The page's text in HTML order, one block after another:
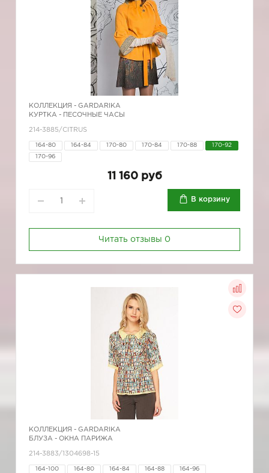
КОЛЛЕКЦИЯ - GARDARIKA
КУРТКА - ПЕСОЧНЫЕ ЧАСЫ
214-3885/CITRUS
164-80 164-84 170-80 170-84 170-88 170-92
170-96
11 160 руб
В корзину
Читать отзывы 0
КОЛЛЕКЦИЯ - GARDARIKA
БЛУЗА - ОКНА ПАРИЖА
214-3883/1304698-15
164-100 164-80 164-84 164-88 164-96